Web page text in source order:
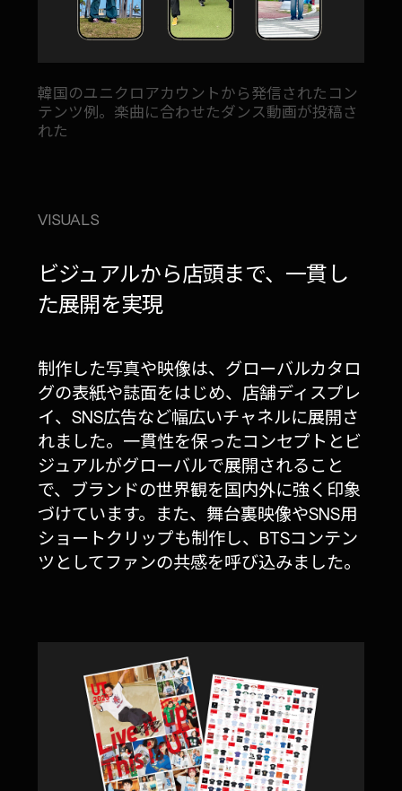
韓国のユニクロアカウントから発信されたコン
テンツ例。楽曲に合わせたダンス動画が投稿さ
れた
VISUALS
ビジュアルから店頭まで、一貫し
た展開を実現
制作した写真や映像は、グローバルカタロ
グの表紙や誌面をはじめ、店舗ディスプレ
イ、SNS広告など幅広いチャネルに展開さ
れました。一貫性を保ったコンセプトとビ
ジュアルがグローバルで展開されること
で、ブランドの世界観を国内外に強く印象
づけています。また、舞台裏映像やSNS用
ショートクリップも制作し、BTSコンテン
ツとしてファンの共感を呼び込みました。